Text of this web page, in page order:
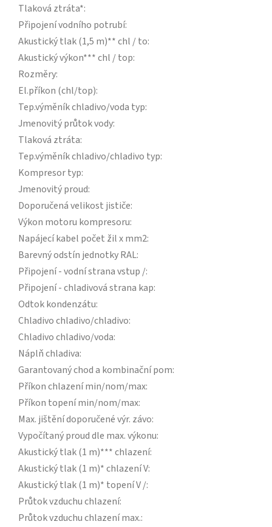
Tlaková ztráta*:
Připojení vodního potrubí:
Akustický tlak (1,5 m)** chl / to:
Akustický výkon*** chl / top:
Rozměry:
El.příkon (chl/top):
Tep.výměník chladivo/voda typ:
Jmenovitý průtok vody:
Tlaková ztráta:
Tep.výměník chladivo/chladivo typ:
Kompresor typ:
Jmenovitý proud:
Doporučená velikost jističe:
Výkon motoru kompresoru:
Napájecí kabel počet žil x mm2:
Barevný odstín jednotky RAL:
Připojení - vodní strana vstup /:
Připojení - chladivová strana kap:
Odtok kondenzátu:
Chladivo chladivo/chladivo:
Chladivo chladivo/voda:
Náplň chladiva:
Garantovaný chod a kombinační pom:
Příkon chlazení min/nom/max:
Příkon topení min/nom/max:
Max. jištění doporučené výr. závo:
Vypočítaný proud dle max. výkonu:
Akustický tlak (1 m)*** chlazení:
Akustický tlak (1 m)* chlazení V:
Akustický tlak (1 m)* topení V /:
Průtok vzduchu chlazení:
Průtok vzduchu chlazení max.: